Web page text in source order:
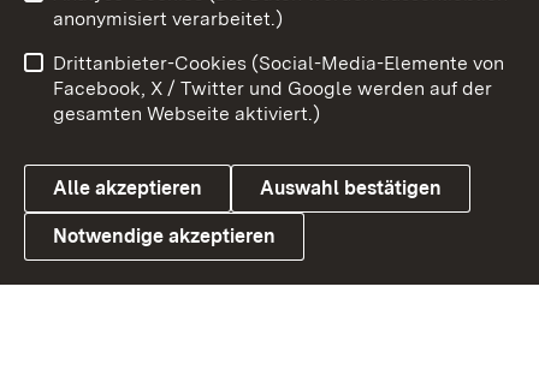
Link zum Landesportal
Barrierefreiheit
Datenschutz
Cookies
anonymisiert verarbeitet.)
Drittanbieter-Cookies (Social-Media-Elemente von
Facebook, X / Twitter und Google werden auf der
gesamten Webseite aktiviert.)
Alle akzeptieren Auswahl bestätigen
Notwendige akzeptieren